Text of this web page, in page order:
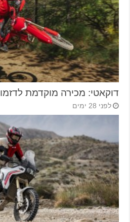
דוקאטי: מכירה מוקדמת לדזמו 450 EDS אנדורו
לפני 28 ימים